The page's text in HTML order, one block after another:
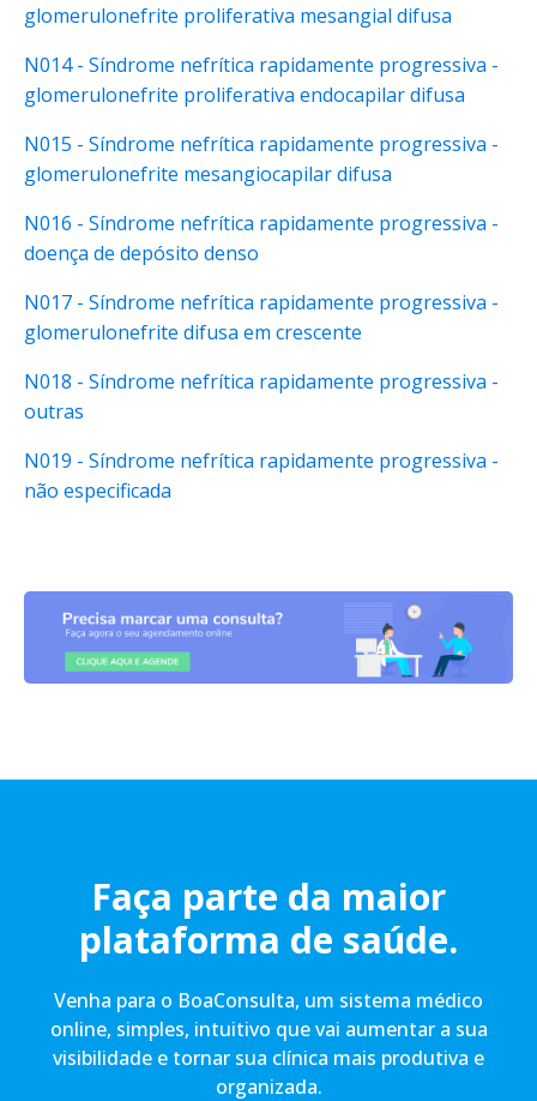
glomerulonefrite proliferativa mesangial difusa
N014 - Síndrome nefrítica rapidamente progressiva -
glomerulonefrite proliferativa endocapilar difusa
N015 - Síndrome nefrítica rapidamente progressiva -
glomerulonefrite mesangiocapilar difusa
N016 - Síndrome nefrítica rapidamente progressiva -
doença de depósito denso
N017 - Síndrome nefrítica rapidamente progressiva -
glomerulonefrite difusa em crescente
N018 - Síndrome nefrítica rapidamente progressiva -
outras
N019 - Síndrome nefrítica rapidamente progressiva -
não especificada
Faça parte da maior
plataforma de saúde.
Venha para o BoaConsulta, um sistema médico
online, simples, intuitivo que vai aumentar a sua
visibilidade e tornar sua clínica mais produtiva e
organizada.